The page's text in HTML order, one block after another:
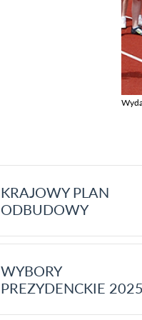
KRAJOWY PLAN
ODBUDOWY
WYBORY
PREZYDENCKIE